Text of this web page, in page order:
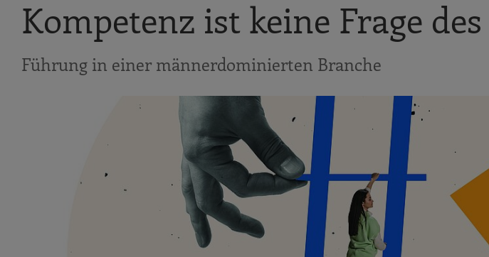
Kompetenz ist keine Frage
Führung in einer männerdominierten Branche